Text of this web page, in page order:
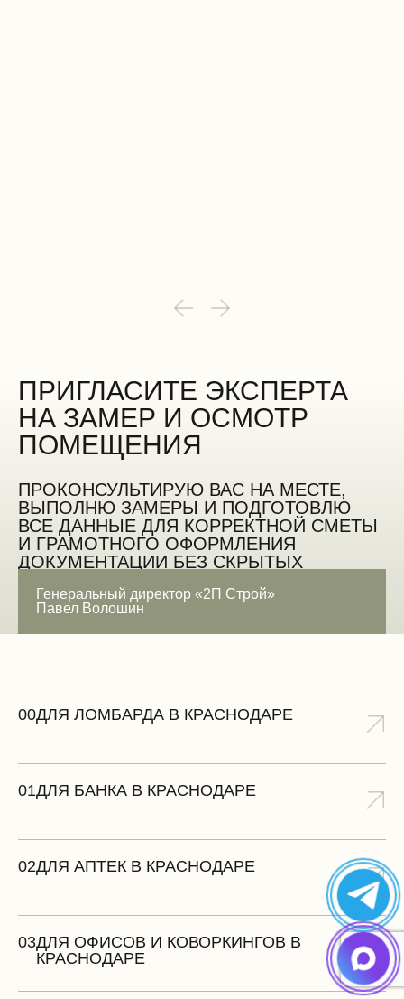
ПРИГЛАСИТЕ ЭКСПЕРТА
НА ЗАМЕР И ОСМОТР
ПОМЕЩЕНИЯ
ПРОКОНСУЛЬТИРУЮ ВАС НА МЕСТЕ,
ВЫПОЛНЮ ЗАМЕРЫ И ПОДГОТОВЛЮ
ВСЕ ДАННЫЕ ДЛЯ КОРРЕКТНОЙ СМЕТЫ
И ГРАМОТНОГО ОФОРМЛЕНИЯ
ДОКУМЕНТАЦИИ БЕЗ СКРЫТЫХ
Генеральный директор «2П Строй»
Павел Волошин
00ДЛЯ ЛОМБАРДА В КРАСНОДАРЕ
01ДЛЯ БАНКА В КРАСНОДАРЕ
02ДЛЯ АПТЕК В КРАСНОДАРЕ
03ДЛЯ ОФИСОВ И КОВОРКИНГОВ В
КРАСНОДАРЕ